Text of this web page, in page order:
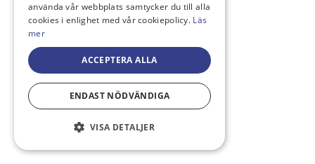
använda vår webbplats samtycker du till alla
cookies i enlighet med vår cookiepolicy. Läs
mer
ACCEPTERA ALLA
ENDAST NÖDVÄNDIGA
VISA DETALJER